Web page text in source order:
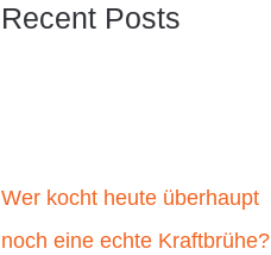
Recent Posts
Wer kocht heute überhaupt
noch eine echte Kraftbrühe?